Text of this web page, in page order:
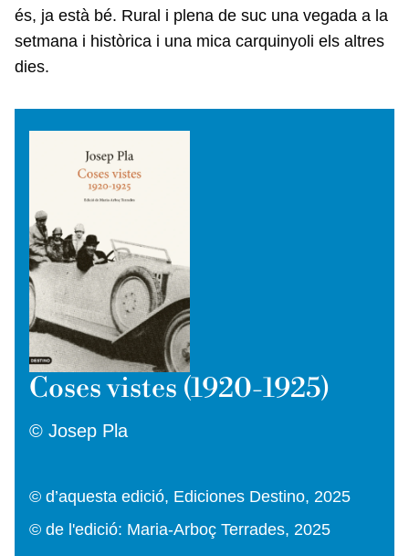
és, ja està bé. Rural i plena de suc una vegada a la
setmana i històrica i una mica carquinyoli els altres
dies.
Coses vistes (1920-1925)
© Josep Pla
© d’aquesta edició, Ediciones Destino, 2025
© de l'edició: Maria-Arboç Terrades, 2025